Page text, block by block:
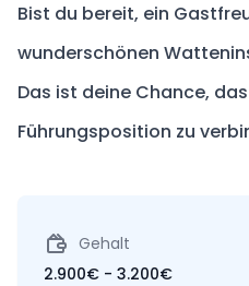
Bist du bereit, ein
wunderschönen
Das ist deine Chance,
Führungsposition zu
Gehalt
2.900€ - 3.200€